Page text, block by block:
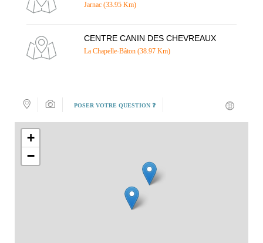
Jarnac (33.95 Km)
CENTRE CANIN DES CHEVREAUX
La Chapelle-Bâton (38.97 Km)
POSER VOTRE QUESTION ❓
+
−